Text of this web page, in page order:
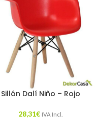
Sillón Dalí Niño – Rojo
28,31€ IVA Incl.